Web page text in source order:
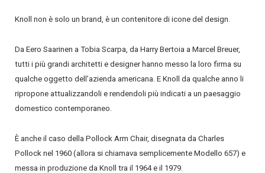
Knoll non è solo un brand, è un contenitore di icone del design.
Da Eero Saarinen a Tobia Scarpa, da Harry Bertoia a Marcel Breuer,
tutti i più grandi architetti e designer hanno messo la loro firma su
qualche oggetto dell’azienda americana. E Knoll da qualche anno li
ripropone attualizzandoli e rendendoli più indicati a un paesaggio
domestico contemporaneo.
È anche il caso della Pollock Arm Chair, disegnata da Charles
Pollock nel 1960 (allora si chiamava semplicemente Modello 657) e
messa in produzione da Knoll tra il 1964 e il 1979.